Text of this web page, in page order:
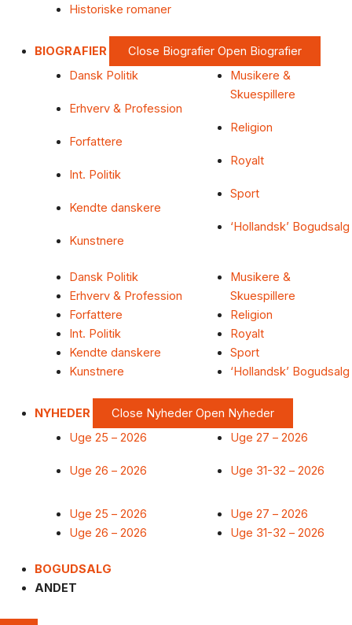
Historiske romaner
BIOGRAFIER Close Biografier Open Biografier
Dansk Politik
Erhverv & Profession
Forfattere
Int. Politik
Kendte danskere
Kunstnere
Musikere &
Skuespillere
Religion
Royalt
Sport
‘Hollandsk’ Bogudsalg
Dansk Politik
Erhverv & Profession
Forfattere
Int. Politik
Kendte danskere
Kunstnere
Musikere &
Skuespillere
Religion
Royalt
Sport
‘Hollandsk’ Bogudsalg
NYHEDER Close Nyheder Open Nyheder
Uge 25 – 2026
Uge 26 – 2026
Uge 27 – 2026
Uge 31-32 – 2026
Uge 25 – 2026
Uge 26 – 2026
Uge 27 – 2026
Uge 31-32 – 2026
BOGUDSALG
ANDET